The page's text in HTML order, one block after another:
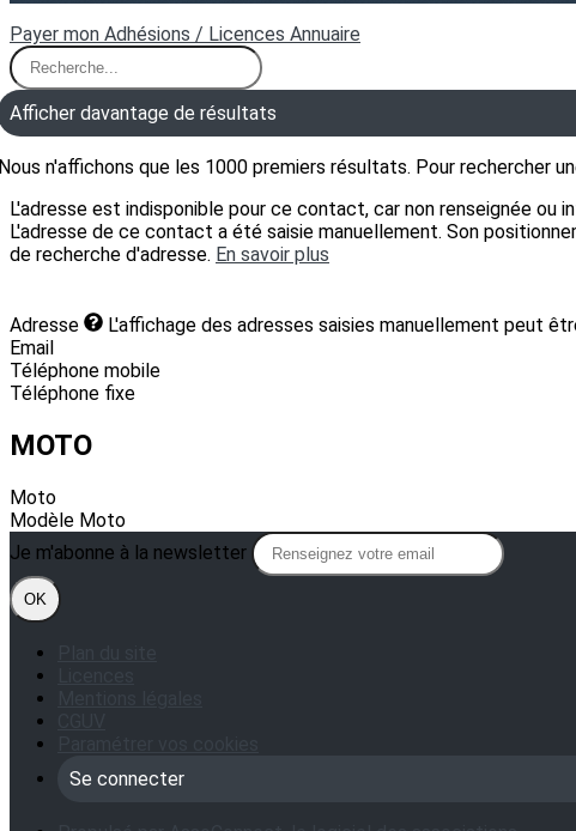
Payer mon Adhésions / Licences Annuaire
Afficher davantage de résultats
n'affichons que les 1000 premiers résultats. Pour rechercher
L'adresse est indisponible pour ce contact, car non renseignée ou
L'adresse de ce contact a été saisie manuellement. Son
de recherche d'adresse. En savoir plus
Adresse
L'affichage des adresses saisies manuellement peut
Email
Téléphone mobile
Téléphone fixe
MOTO
Moto
Modèle Moto
Je m'abonne à la newsletter
OK
Se connecter